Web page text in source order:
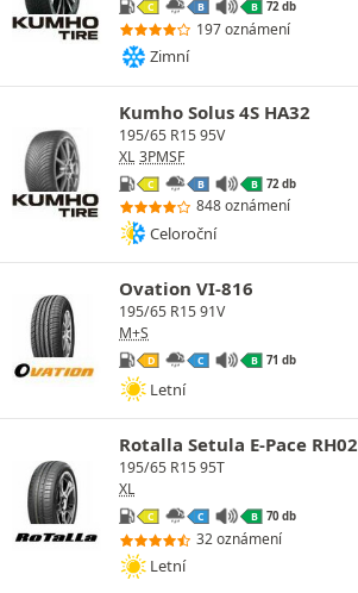
C B B 72 db
197 oznámení
Zimní
Kumho Solus 4S HA32
195/65 R15 95V
XL 3PMSF
C B B 72 db
848 oznámení
Celoroční
Ovation VI-816
195/65 R15 91V
M+S
D C B 71 db
Letní
Rotalla Setula E-Pace RH02
195/65 R15 95T
XL
C C B 70 db
32 oznámení
Letní